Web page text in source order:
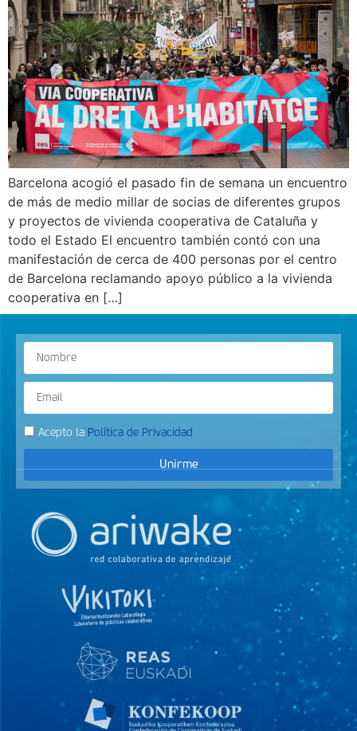
Barcelona acogió el pasado fin de semana un encuentro
de más de medio millar de socias de diferentes grupos
y proyectos de vivienda cooperativa de Cataluña y
todo el Estado El encuentro también contó con una
manifestación de cerca de 400 personas por el centro
de Barcelona reclamando apoyo público a la vivienda
cooperativa en […]
Acepto la Política de Privacidad
Unirme